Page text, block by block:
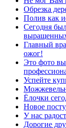
Обрезка
Полив как
Сегодня
Главный
ожог!
Это фото
Успейте
Ёлочки
Новое
У нас
Дорогие